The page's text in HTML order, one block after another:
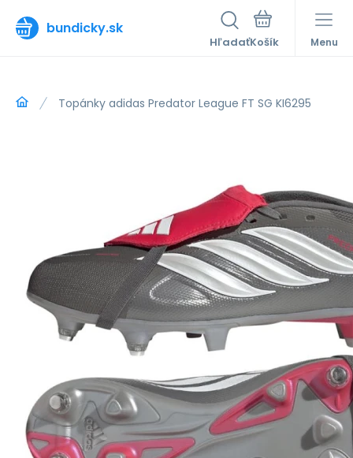
bundicky.sk
Hľadať Menu
Topánky adidas Predator League FT SG KI6295